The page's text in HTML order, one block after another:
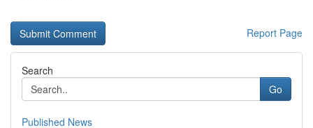
Report Page
Search
Go
Published News